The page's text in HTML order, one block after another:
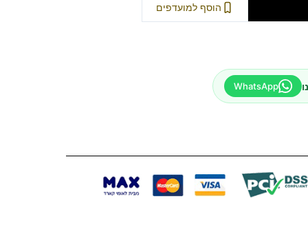
הוסף למועדפים
WhatsApp